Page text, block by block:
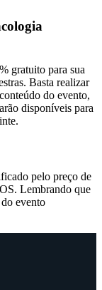
gratuito para sua
Basta realizar
do evento,
disponíveis para
pelo preço de
Lembrando que
evento